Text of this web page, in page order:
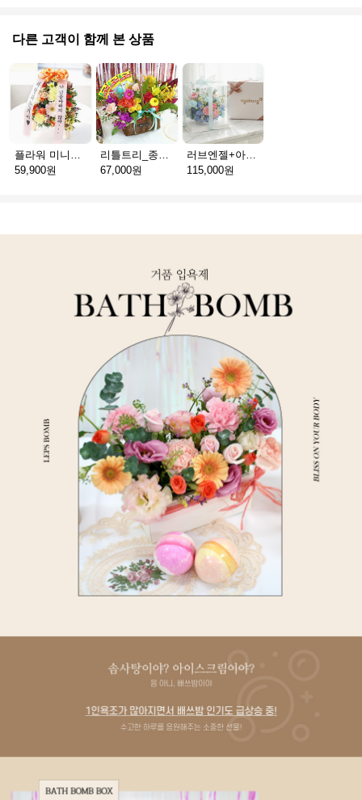
다른 고객이 함께 본 상품
플라워 미니화환 A(서울)
59,900원
리틀트리_종이방향제(서울)
67,000원
러브엔젤+아가방딸랑이(서울)
115,000원